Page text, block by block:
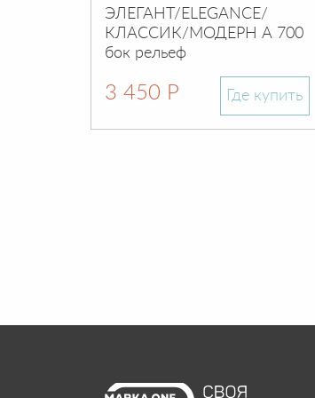
ЭЛЕГАНТ/ELEGANCE/
КЛАССИК/МОДЕРН А 700
бок рельеф
3 450 Р Где купить